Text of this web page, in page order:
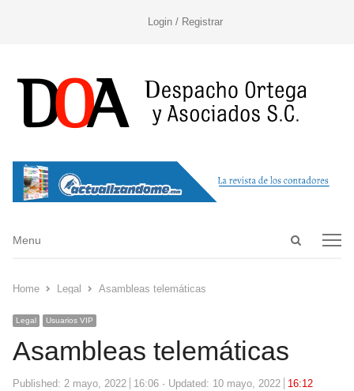
Login / Registrar
Open
Menu
Menu
Home Legal Asambleas telemáticas
Legal Usuarios VIP
Asambleas telemáticas
Published: 2 mayo, 2022 16:06 Updated: 10 mayo, 2022
16:12